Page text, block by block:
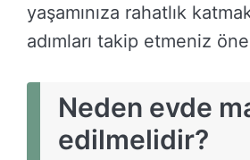
yaşamınıza rahatlık
adımları takip etmeniz
Neden evde
edilmelidir?